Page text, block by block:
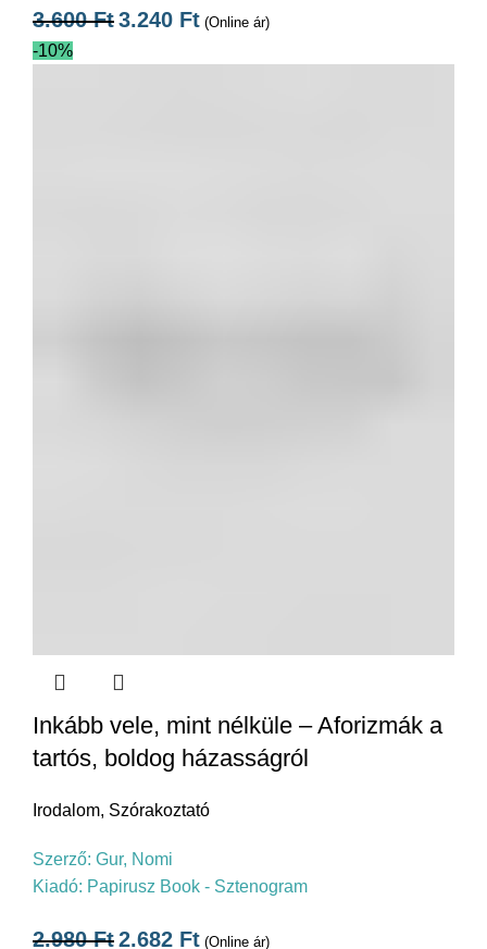
3.600Ft3.240 Ft (Online ár)
-10%
Inkább vele, mint nélküle – Aforizmák a
tartós, boldog házasságról
Irodalom, Szórakoztató
Szerző: Gur, Nomi
Kiadó: Papirusz Book - Sztenogram
2.980Ft2.682 Ft (Online ár)